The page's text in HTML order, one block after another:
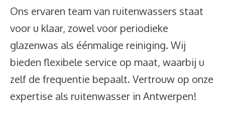
Ons ervaren team van ruitenwassers staat
voor u klaar, zowel voor periodieke
glazenwas als éénmalige reiniging. Wij
bieden flexibele service op maat, waarbij u
zelf de frequentie bepaalt. Vertrouw op onze
expertise als ruitenwasser in Antwerpen!